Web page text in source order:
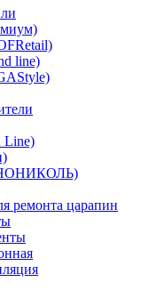
line)
Line)
ремонта царапин